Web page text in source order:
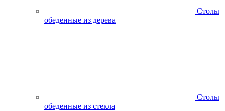
Столы
обеденные из дерева
Столы
обеденные из стекла